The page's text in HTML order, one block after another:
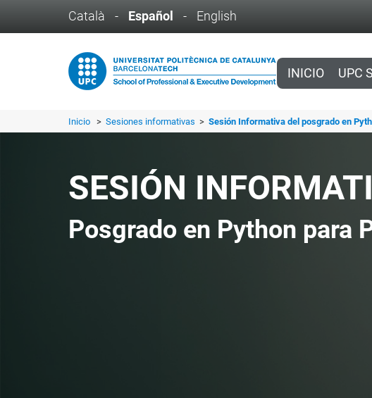
Català - Español - English
INICIO UPC
Inicio > Sesiones informativas > Sesión Informativa del posgrado en
SESIÓN
Posgrado en Python para